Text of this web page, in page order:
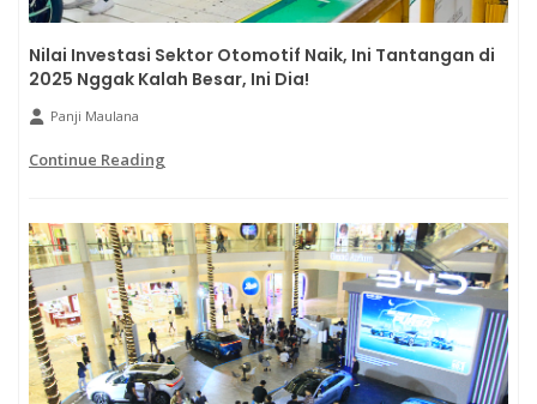
Nilai Investasi Sektor Otomotif Naik, Ini Tantangan di
2025 Nggak Kalah Besar, Ini Dia!
Panji Maulana
Continue Reading